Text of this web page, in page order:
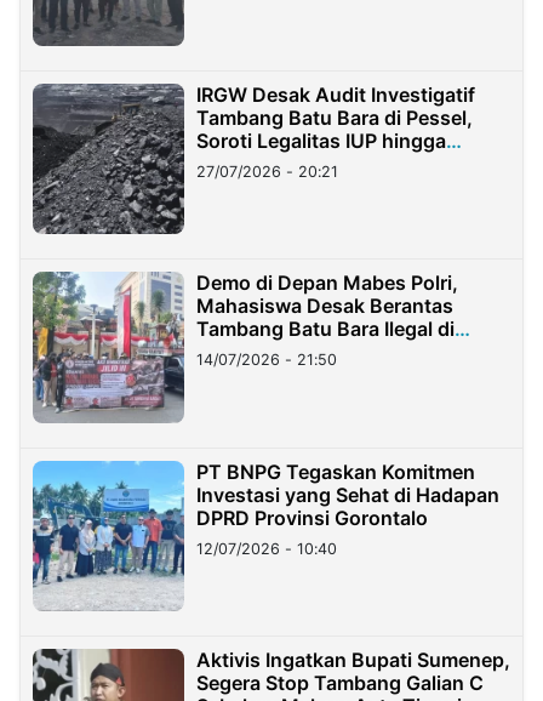
IRGW Desak Audit Investigatif
Tambang Batu Bara di Pessel,
Soroti Legalitas IUP hingga
Stockpile
27/07/2026 - 20:21
Demo di Depan Mabes Polri,
Mahasiswa Desak Berantas
Tambang Batu Bara Ilegal di
Lampung
14/07/2026 - 21:50
PT BNPG Tegaskan Komitmen
Investasi yang Sehat di Hadapan
DPRD Provinsi Gorontalo
12/07/2026 - 10:40
Aktivis Ingatkan Bupati Sumenep,
Segera Stop Tambang Galian C